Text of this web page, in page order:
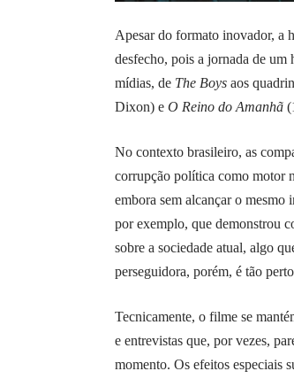
Apesar do formato inovador, a
desfecho, pois a jornada de um
mídias, de The Boys aos
Dixon) e O Reino do Amanhã
No contexto brasileiro, as
corrupção política como motor
embora sem alcançar o
por exemplo, que demonstrou
sobre a sociedade atual, algo
perseguidora, porém, é tão
Tecnicamente, o filme se
e entrevistas que, por vezes,
momento. Os efeitos especiais